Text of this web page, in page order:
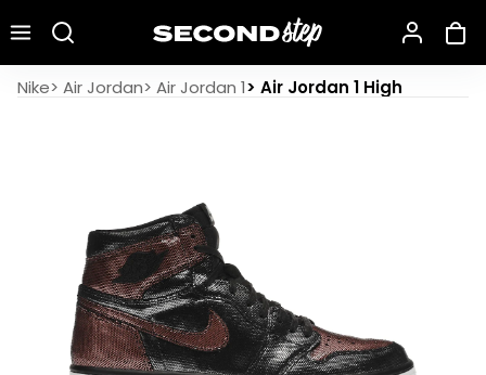
Nike> Air Jordan> Air Jordan 1> Air Jordan 1 High
Air Jordan 1 Retro High Fearless Metallic Rose Gold